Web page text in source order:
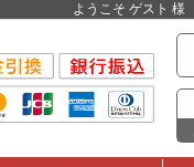
ようこそ ゲスト 様